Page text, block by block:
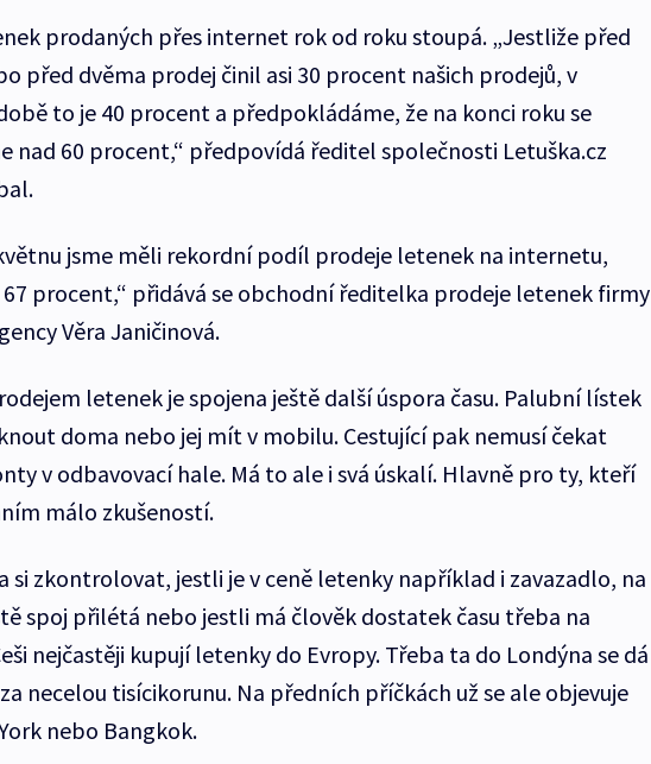
prodaných přes internet rok od roku stoupá. „Jestliže před
před dvěma prodej činil asi 30 procent našich prodejů, v
to je 40 procent a předpokládáme, že na konci roku se
nad 60 procent,“ předpovídá ředitel společnosti Letuška.cz
jsme měli rekordní podíl prodeje letenek na internetu,
procent,“ přidává se obchodní ředitelka prodeje letenek firmy
Věra Janičinová.
letenek je spojena ještě další úspora času. Palubní lístek
doma nebo jej mít v mobilu. Cestující pak nemusí čekat
v odbavovací hale. Má to ale i svá úskalí. Hlavně pro ty, kteří
málo zkušeností.
si zkontrolovat, jestli je v ceně letenky například i zavazadlo, na
spoj přilétá nebo jestli má člověk dostatek času třeba na
nejčastěji kupují letenky do Evropy. Třeba ta do Londýna se dá
necelou tisícikorunu. Na předních příčkách už se ale objevuje
nebo Bangkok.